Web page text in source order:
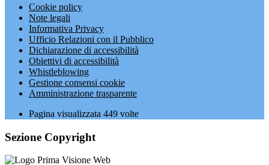
Cookie policy
Note legali
Informativa Privacy
Ufficio Relazioni con il Pubblico
Dichiarazione di accessibilità
Obiettivi di accessibilità
Whistleblowing
Gestione consensi cookie
Amministrazione trasparente
Pagina visualizzata 449 volte
Sezione Copyright